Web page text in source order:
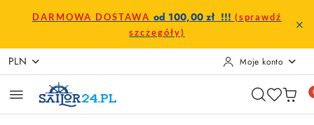
Przejdź do treści głównej
Przejdź do wyszukiwarki
Przejdź do moje konto
Przejdź do menu głównego
Przejdź do opisu produktu
Przejdź do stopki
DARMOWA DOSTAWA od 100,00 zł !!! (sprawdź
szczegóły)
PLN Moje konto